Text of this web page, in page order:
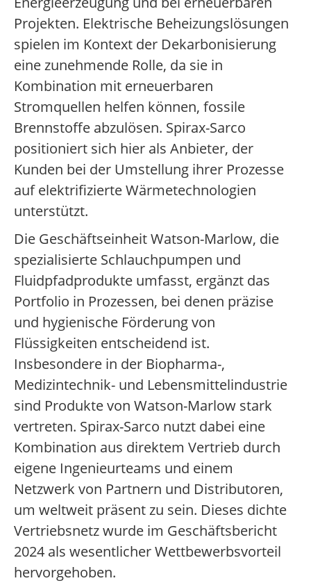
Projekten. Elektrische Beheizungslösungen
spielen im Kontext der Dekarbonisierung
eine zunehmende Rolle, da sie in
Kombination mit erneuerbaren
Stromquellen helfen können, fossile
Brennstoffe abzulösen. Spirax-Sarco
positioniert sich hier als Anbieter, der
Kunden bei der Umstellung ihrer Prozesse
auf elektrifizierte Wärmetechnologien
unterstützt.
Die Geschäftseinheit Watson-Marlow, die
spezialisierte Schlauchpumpen und
Fluidpfadprodukte umfasst, ergänzt das
Portfolio in Prozessen, bei denen präzise
und hygienische Förderung von
Flüssigkeiten entscheidend ist.
Insbesondere in der Biopharma-,
Medizintechnik- und Lebensmittelindustrie
sind Produkte von Watson-Marlow stark
vertreten. Spirax-Sarco nutzt dabei eine
Kombination aus direktem Vertrieb durch
eigene Ingenieurteams und einem
Netzwerk von Partnern und Distributoren,
um weltweit präsent zu sein. Dieses dichte
Vertriebsnetz wurde im Geschäftsbericht
2024 als wesentlicher Wettbewerbsvorteil
hervorgehoben.